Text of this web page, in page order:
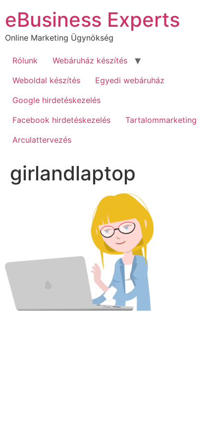
tartalomhoz
eBusiness Experts
Online Marketing Ügynökség
Rólunk
Webáruház készítés
Weboldal készítés
Egyedi webáruház
Google hirdetéskezelés
Facebook hirdetéskezelés
Tartalommarketing
Arculattervezés
girlandlaptop